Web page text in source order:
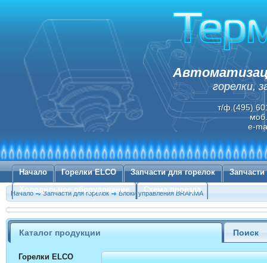
горелки,
т/ф.(495)
e-
Начало Горелки ELCO Запчасти для горелок
Холодильное оборудование
Схема проезда
Начало Запчасти для горелок Блоки управления BRAHMA
Каталог продукции Поиск
Горелки ELCO